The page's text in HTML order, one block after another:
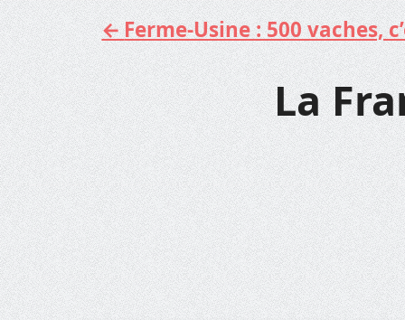
Aller
au
contenu
Ferme-Usine : 500 vaches,
La